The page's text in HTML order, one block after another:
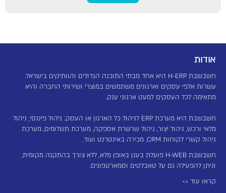
אודות
חשבשבת H-ERP היא אחד מבתי התוכנה הגדולים והוותיקים בישראל.
עשרות אלפי עסקים וארגונים משתמשים במוצרי ושירותי החברה והיא
מתאימה לכל העסקים למעט ארגוני ענק.
חשבשבת היא מערכת ERP לניהול כל הארגון או העסק: ניהול פיננסי, ניהול
מלאי ורכש, ניהול יצור, ניהול שרשרת אספקה, מערכת תשלומים, מערכת
ניהול קשרי לקוחות CRM, מכירה באינטרנט ועוד.
חשבשבת H-WEB פועלת בענן באופן מלא, ללא צורך בהתקנה מקומית,
וניתן להפעילה גם על טאבלטים וסמארטפונים.
קראו עוד >>